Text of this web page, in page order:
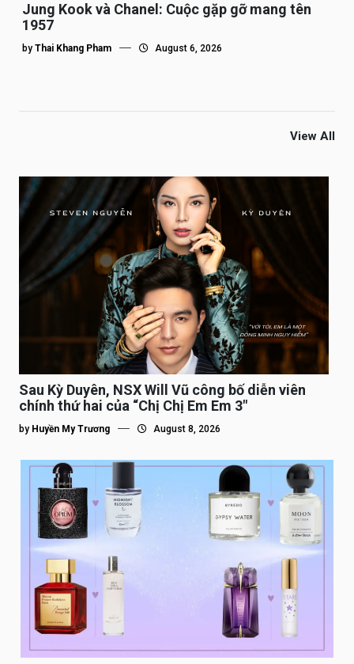
Jung Kook và Chanel: Cuộc gặp gỡ mang tên
1957
by Thai Khang Pham August 6, 2026
View All
Sau Kỳ Duyên, NSX Will Vũ công bố diễn viên
chính thứ hai của “Chị Chị Em Em 3″
by Huyền My Trương August 8, 2026